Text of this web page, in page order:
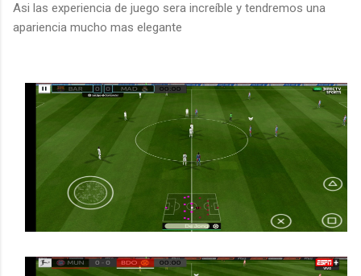
Asi las experiencia de juego sera increíble y tendremos una
apariencia mucho mas elegante